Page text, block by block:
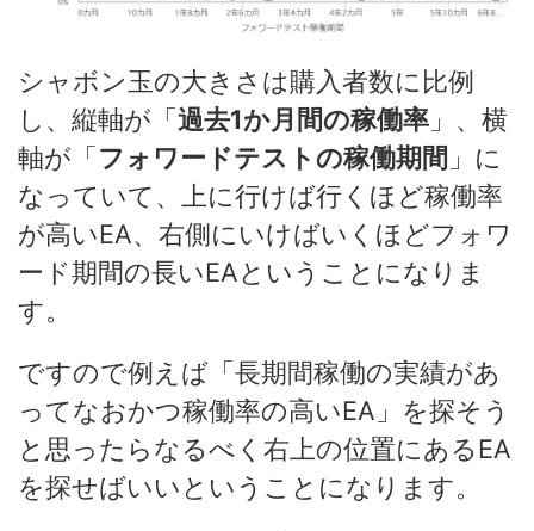
シャボン玉の大きさは購入者数に比例
し、縦軸が「 過去1か月間の稼働率 」、横
軸が「 フォワードテストの稼働期間 」に
なっていて、上に行けば行くほど稼働率
が高いEA、右側にいけばいくほどフォワ
ード期間の長いEAということになりま
す。
ですので例えば「長期間稼働の実績があ
ってなおかつ稼働率の高いEA」を探そう
と思ったらなるべく右上の位置にあるEA
を探せばいいということになります。